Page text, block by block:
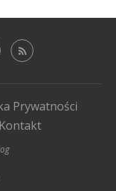
Prywatności
Kontakt